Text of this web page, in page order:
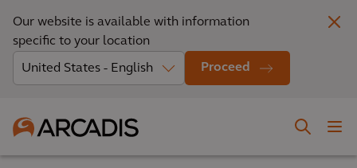
Our website is available with information
specific to your location
Proceed